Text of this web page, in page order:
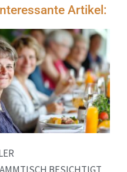
Artikel:
BESICHTIGT